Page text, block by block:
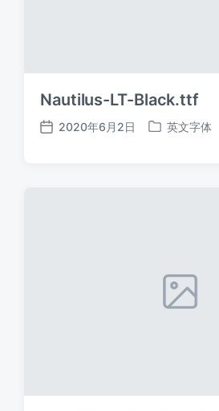
Nautilus-LT-Black.ttf
发
2020年6月2日
发
英文字体